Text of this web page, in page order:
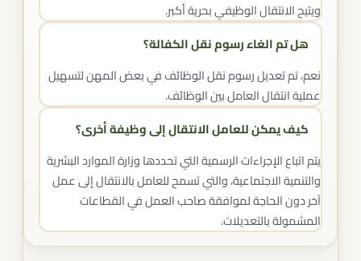
ويتيح الانتقال الوظيفي بحرية أكبر.
هل تم الغاء رسوم نقل الكفالة؟
نعم، تم تعديل رسوم نقل الوظائف في بعض المهن لتسهيل
عملية انتقال العامل بين الوظائف.
كيف يمكن للعامل الانتقال إلى وظيفة أخرى؟
يتم اتباع الإجراءات الرسمية التي تحددها وزارة الموارد البشرية
والتنمية الاجتماعية، والتي تسمح للعامل بالانتقال إلى عمل
آخر دون الحاجة لموافقة صاحب العمل في القطاعات
المشمولة بالتعديلات.